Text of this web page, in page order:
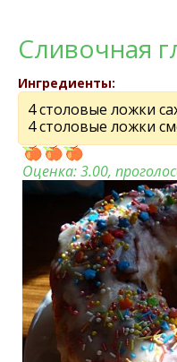
Сливочная
Ингредиенты:
4 столовые ложки
4 столовые ложки
Оценка:3.00,